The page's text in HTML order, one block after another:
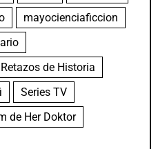
mayocienciaficcion
Retazos de Historia
Series TV
de Her Doktor